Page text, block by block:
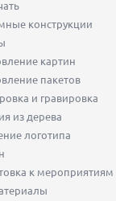
конструкции
картин
пакетов
и гравировка
из дерева
логотипа
к мероприятиям